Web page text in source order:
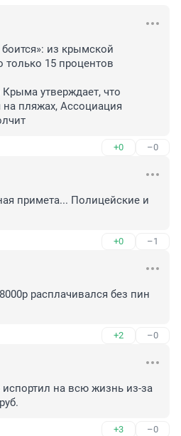
из крымской
15 процентов
утверждает, что
пляжах, Ассоциация
+0 –0
примета... Полицейские и
+0 –1
расплачивался без пин
+2 –0
на всю жизнь из-за
+3 –0